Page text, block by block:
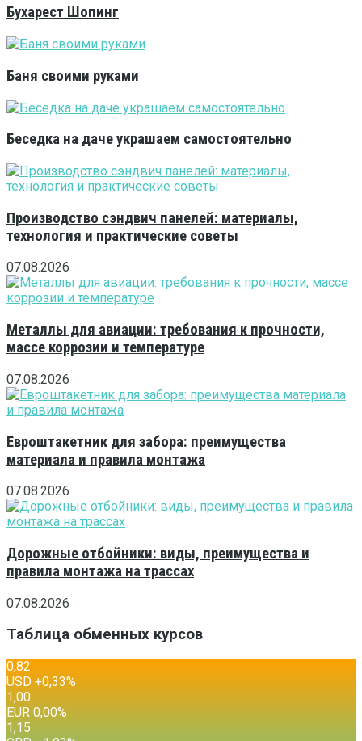
Бухарест Шопинг
Баня своими руками
Беседка на даче украшаем самостоятельно
Производство сэндвич панелей: материалы,
технология и практические советы
07.08.2026
Металлы для авиации: требования к прочности,
массе коррозии и температуре
07.08.2026
Евроштакетник для забора: преимущества
материала и правила монтажа
07.08.2026
Дорожные отбойники: виды, преимущества и
правила монтажа на трассах
07.08.2026
Таблица обменных курсов
0,82
USD +0,33%
1,00
EUR 0,00%
1,15